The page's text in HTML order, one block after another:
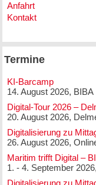
Anfahrt
Kontakt
Termine
KI-Barcamp
14. August 2026, BIBA
Digital-Tour 2026 –
20. August 2026,
Digitalisierung zu
26. August 2026,
Maritim trifft Digital –
1. - 4. September
Digitalisierung zu